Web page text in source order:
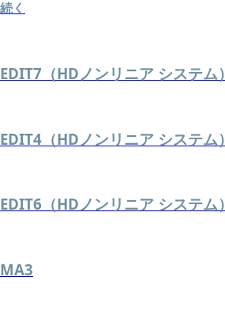
続く
EDIT7（HDノンリニア システム）
EDIT4（HDノンリニア システム）
EDIT6（HDノンリニア システム）
MA3